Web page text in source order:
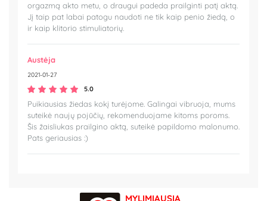
orgazmą akto metu, o draugui padeda prailginti patį aktą.
Jį taip pat labai patogu naudoti ne tik kaip penio žiedą, o
ir kaip klitorio stimuliatorių.
Austėja
2021-01-27
5.0
Puikiausias žiedas kokį turėjome. Galingai vibruoja, mums
suteikė naujų pojūčių, rekomenduojame kitoms poroms.
Šis žaisliukas prailgino aktą, suteikė papildomo malonumo.
Pats geriausias :)
MYLIMIAUSIA